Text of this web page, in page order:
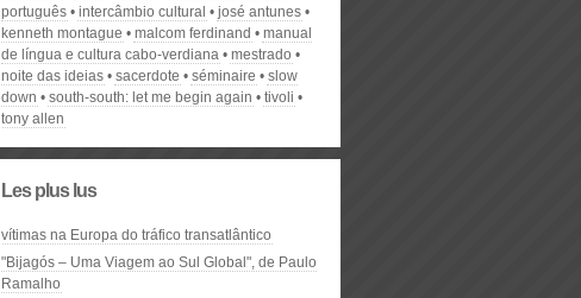
português
intercâmbio cultural
josé antunes
kenneth montague
malcom ferdinand
manual
de língua e cultura cabo-verdiana
mestrado
noite das ideias
sacerdote séminaire
slow
down
south-south: let me begin again
tivoli
tony allen
Les plus lus
vítimas na Europa do tráfico transatlântico
"Bijagós – Uma Viagem ao Sul Global", de Paulo
Ramalho